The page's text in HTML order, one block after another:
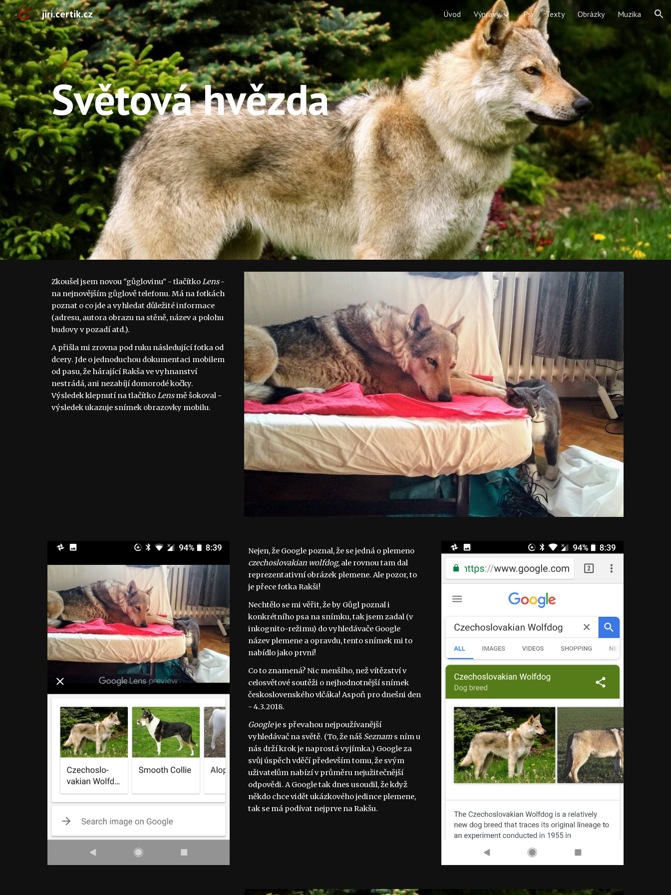
Skip to main content Skip to navigation
jiri.certik.cz Úvod Výpravy Psi Texty Obrázky Muzika
Světová hvězda
Zkoušel jsem novou "gůglovinu" - tlačítkoLens-
na nejnovějším gůglově telefonu. Má na fotkách
poznat o co jde a vyhledat důležité informace
(adresu, autora obrazu na stěně, název a polohu
budovy v pozadí atd.).
A přišla mi zrovna pod ruku následující fotka od
dcery. Jde o jednoduchou dokumentaci mobilem
od pasu, že hárající Rakša ve vyhnanství
nestrádá, ani nezabíjí domorodé kočky.
Výsledek klepnutí na tlačítkoLensmě šokoval -
výsledek ukazuje snímek obrazovky mobilu.
Nejen, že Google poznal, že se jedná o plemeno
czechoslovakian wolfdog, ale rovnou tam dal
reprezentativní obrázek plemene. Ale pozor, to
je přece fotka Rakši!
Nechtělo se mi věřit, že by Gůgl poznal i
konkrétního psa na snímku, tak jsem zadal (v
inkognito-režimu) do vyhledávače Google
název plemene a opravdu, tento snímek mi to
nabídlo jako první!
Co to znamená? Nic menšího, než vítězství v
celosvětové soutěži o nejhodnotnější snímek
československého vlčáka! Aspoň pro dnešni den
- 4.3.2018.
Googleje s převahou nejpoužívanější
vyhledávač na světě. (To, že náš Seznam s ním u
nás drží krok je naprostá vyjímka.) Google za
svůj úspěch vděčí především tomu, že svým
uživatelům nabízí v průměru nejužitečnější
odpovědi. A Google tak dnes usoudil, že když
někdo chce vidět ukázkového jedince plemene,
tak se má podívat nejprve na Rakšu.